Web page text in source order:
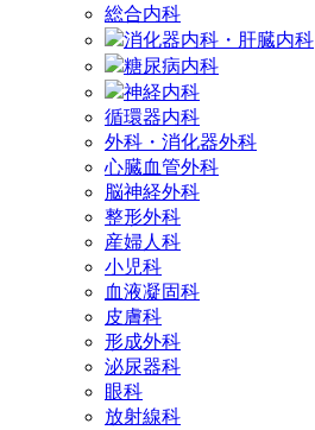
総合内科
消化器内科・肝臓内科
糖尿病内科
神経内科
循環器内科
外科・消化器外科
心臓血管外科
脳神経外科
整形外科
産婦人科
小児科
血液凝固科
皮膚科
形成外科
泌尿器科
眼科
放射線科